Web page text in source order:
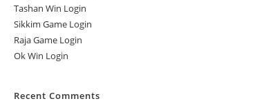
Tashan Win Login
Sikkim Game Login
Raja Game Login
Ok Win Login
Recent Comments